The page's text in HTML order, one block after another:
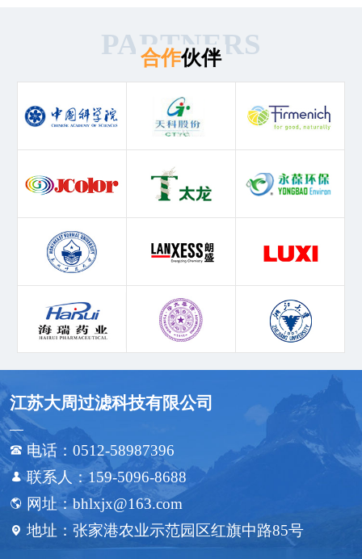
PARTNERS
合作伙伴
江苏大周过滤科技有限公司
 电话：0512-58987396
 联系人：159-5096-8688
 网址：bhlxjx@163.com
 地址：张家港农业示范园区红旗中路85号